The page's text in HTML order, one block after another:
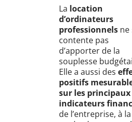
La location
d’ordinateurs
professionnels ne
contente pas
d’apporter de la
souplesse
Elle a aussi des
positifs
sur les principaux
indicateurs
de l’entreprise, à